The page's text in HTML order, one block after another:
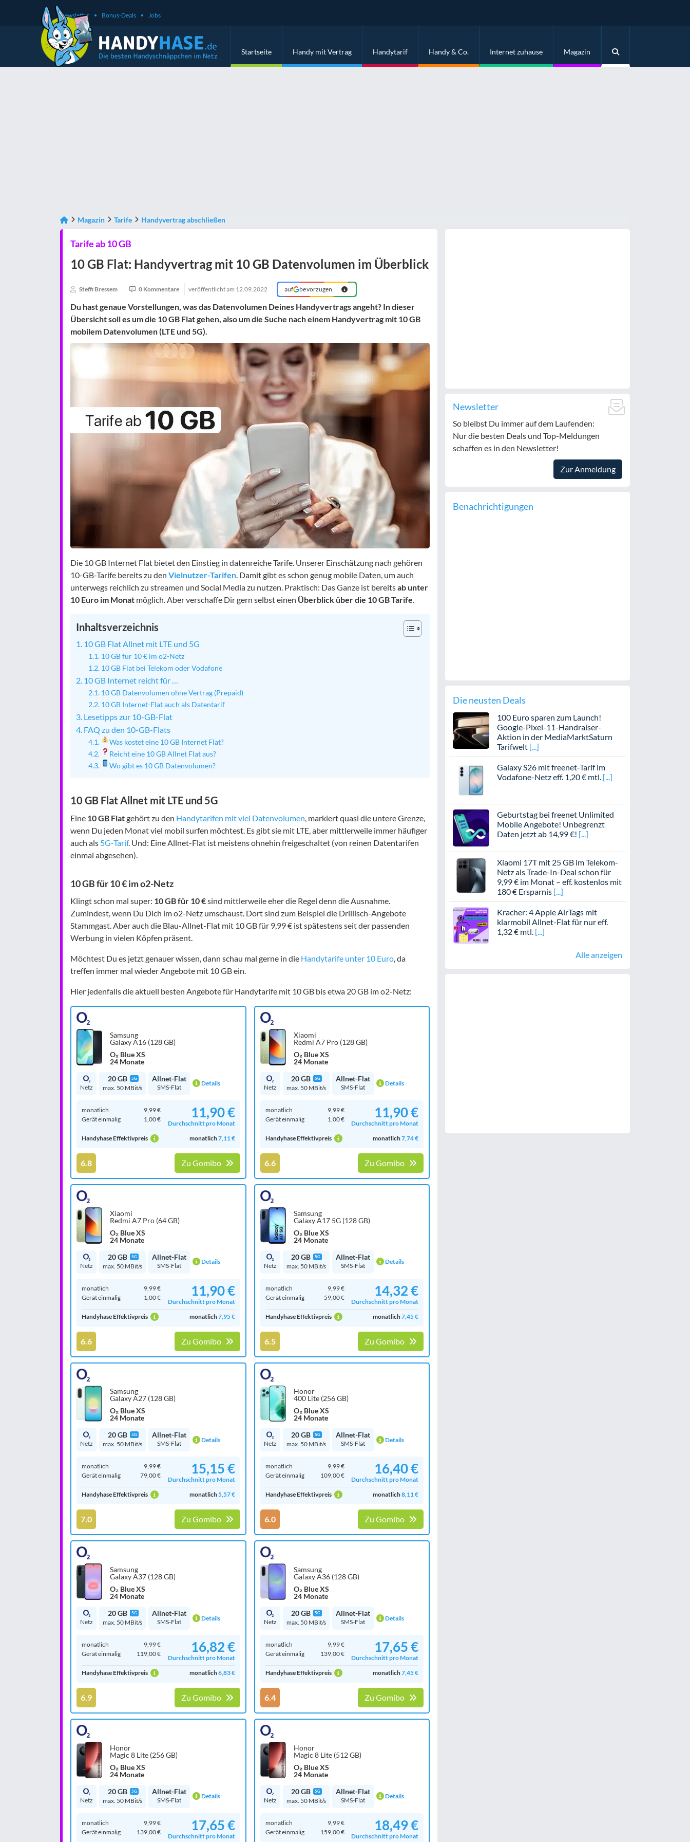
Newsletter Bonus-Deals Jobs
Startseite Handy mit Vertrag Handytarif Handy & Co. Internet zuhause Magazin
Magazin Tarife Handyvertrag abschließen
Tarife ab 10 GB
10 GB Flat: Handyvertrag mit 10 GB Datenvolumen im Überblick
Steffi Bressem 0 Kommentare veröffentlicht am 12.09.2022 auf bevorzugen
Du hast genaue Vorstellungen, was das Datenvolumen Deines Handyvertrags angeht? In dieser
Übersicht soll es um die 10 GB Flatgehen, also um die Suche nach einem Handyvertrag mit 10 GB
mobilem Datenvolumen(LTE und 5G).
Die 10 GB Internet Flat bietet den Einstieg in datenreiche Tarife. Unserer Einschätzung nach gehören
10-GB-Tarife bereits zu den Vielnutzer-Tarifen. Damit gibt es schon genug mobile Daten, um auch
unterwegs reichlich zu streamen und Social Media zu nutzen. Praktisch: Das Ganze ist bereitsab unter
10 Euro im Monat möglich. Aber verschaffe Dir gern selbst einen Überblick über die 10 GB Tarife.
Inhaltsverzeichnis
10 GB Flat Allnet mit LTE und 5G
10 GB für 10 € im o2-Netz
10 GB Flat bei Telekom oder Vodafone
10 GB Internet reicht für …
10 GB Datenvolumen ohne Vertrag (Prepaid)
10 GB Internet-Flat auch als Datentarif
Lesetipps zur 10-GB-Flat
FAQ zu den 10-GB-Flats
Was kostet eine 10 GB Internet Flat?
Reicht eine 10 GB Allnet Flat aus?
Wo gibt es 10 GB Datenvolumen?
10 GB Flat Allnet mit LTE und 5G
Eine 10 GB Flatgehört zu den Handytarifen mit viel Datenvolumen, markiert quasi die untere Grenze,
wenn Du jeden Monat viel mobil surfen möchtest. Es gibt sie mit LTE, aber mittlerweile immer häufiger
auch als 5G-Tarif. Und: Eine Allnet-Flat ist meistens ohnehin freigeschaltet (von reinen Datentarifen
einmal abgesehen).
10 GB für 10 € im o2-Netz
Klingt schon mal super: 10 GB für 10 €sind mittlerweile eher die Regel denn die Ausnahme.
Zumindest, wenn Du Dich im o2-Netz umschaust. Dort sind zum Beispiel die Drillisch-Angebote
Stammgast. Aber auch die Blau-Allnet-Flat mit 10 GB für 9,99 € ist spätestens seit der passenden
Werbung in vielen Köpfen präsent.
Möchtest Du es jetzt genauer wissen, dann schau mal gerne in die Handytarife unter 10 Euro, da
treffen immer mal wieder Angebote mit 10 GB ein.
Hier jedenfalls die aktuell besten Angebote für Handytarife mit 10 GB bis etwa 20 GB im o2-Netz:
Samsung
Galaxy A16 (128 GB)
O₂ Blue XS
24 Monate
Netz
20 GB 5G
max. 50 MBit/s
Allnet-Flat
SMS-Flat Details
monatlich
9,99 €
Gerät einmalig
1,00 € 11,90 €
Durchschnitt pro Monat
Handyhase Effektivpreis
monatlich7,11 €
6.8 Zu Gomibo
Xiaomi
Redmi A7 Pro (128 GB)
O₂ Blue XS
24 Monate
Netz
20 GB 5G
max. 50 MBit/s
Allnet-Flat
SMS-Flat Details
monatlich
9,99 €
Gerät einmalig
1,00 € 11,90 €
Durchschnitt pro Monat
Handyhase Effektivpreis
monatlich7,74 €
6.6 Zu Gomibo
Xiaomi
Redmi A7 Pro (64 GB)
O₂ Blue XS
24 Monate
Netz
20 GB 5G
max. 50 MBit/s
Allnet-Flat
SMS-Flat Details
monatlich
9,99 €
Gerät einmalig
1,00 € 11,90 €
Durchschnitt pro Monat
Handyhase Effektivpreis
monatlich7,95 €
6.6 Zu Gomibo
Samsung
Galaxy A17 5G (128 GB)
O₂ Blue XS
24 Monate
Netz
20 GB 5G
max. 50 MBit/s
Allnet-Flat
SMS-Flat Details
monatlich
9,99 €
Gerät einmalig
59,00 € 14,32 €
Durchschnitt pro Monat
Handyhase Effektivpreis
monatlich7,45 €
6.5 Zu Gomibo
Samsung
Galaxy A27 (128 GB)
O₂ Blue XS
24 Monate
Netz
20 GB 5G
max. 50 MBit/s
Allnet-Flat
SMS-Flat Details
monatlich
9,99 €
Gerät einmalig
79,00 € 15,15 €
Durchschnitt pro Monat
Handyhase Effektivpreis
monatlich5,57 €
7.0 Zu Gomibo
Honor
400 Lite (256 GB)
O₂ Blue XS
24 Monate
Netz
20 GB 5G
max. 50 MBit/s
Allnet-Flat
SMS-Flat Details
monatlich
9,99 €
Gerät einmalig
109,00 € 16,40 €
Durchschnitt pro Monat
Handyhase Effektivpreis
monatlich8,11 €
6.0 Zu Gomibo
Samsung
Galaxy A37 (128 GB)
O₂ Blue XS
24 Monate
Netz
20 GB 5G
max. 50 MBit/s
Allnet-Flat
SMS-Flat Details
monatlich
9,99 €
Gerät einmalig
119,00 € 16,82 €
Durchschnitt pro Monat
Handyhase Effektivpreis
monatlich6,83 €
6.9 Zu Gomibo
Samsung
Galaxy A36 (128 GB)
O₂ Blue XS
24 Monate
Netz
20 GB 5G
max. 50 MBit/s
Allnet-Flat
SMS-Flat Details
monatlich
9,99 €
Gerät einmalig
139,00 € 17,65 €
Durchschnitt pro Monat
Handyhase Effektivpreis
monatlich7,45 €
6.4 Zu Gomibo
Honor
Magic 8 Lite (256 GB)
O₂ Blue XS
24 Monate
Netz
20 GB 5G
max. 50 MBit/s
Allnet-Flat
SMS-Flat Details
monatlich
9,99 €
Gerät einmalig
139,00 € 17,65 €
Durchschnitt pro Monat
Honor
Magic 8 Lite (512 GB)
O₂ Blue XS
24 Monate
Netz
20 GB 5G
max. 50 MBit/s
Allnet-Flat
SMS-Flat Details
monatlich
9,99 €
Gerät einmalig
159,00 € 18,49 €
Durchschnitt pro Monat
Newsletter
So bleibst Du immer auf dem Laufenden:
Nur die besten Deals und Top-Meldungen
schaffen es in den Newsletter!
Zur Anmeldung
Benachrichtigungen
Die neusten Deals
100 Euro sparen zum Launch!
Google-Pixel-11-Handraiser-
Aktion in der MediaMarktSaturn
Tarifwelt
Galaxy S26 mit freenet-Tarif im
Vodafone-Netz eff. 1,20 € mtl.
Geburtstag bei freenet Unlimited
Mobile Angebote! Unbegrenzt
Daten jetzt ab 14,99 €!
Xiaomi 17T mit 25 GB im Telekom-
Netz als Trade-In-Deal schon für
9,99 € im Monat – eff. kostenlos mit
180 € Ersparnis
Kracher: 4 Apple AirTags mit
klarmobil Allnet-Flat für nur eff.
1,32 € mtl.
Alle anzeigen